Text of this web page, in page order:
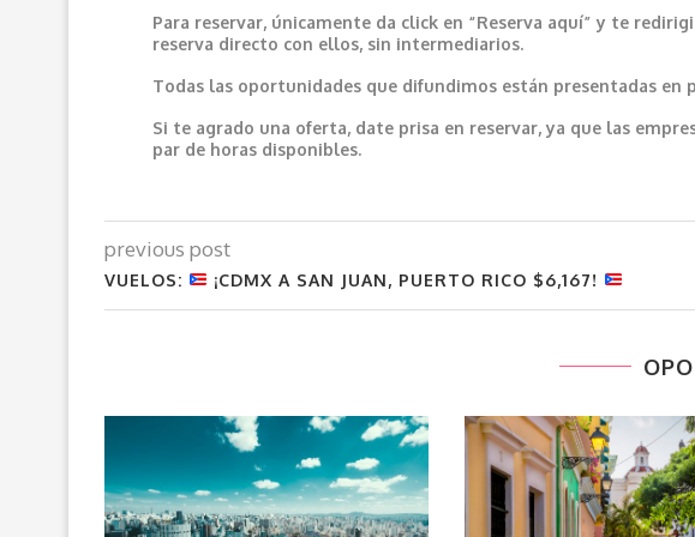
Para reservar, únicamente da click en “Reserva aquí” y te
reserva directo con ellos, sin intermediarios.
Todas las oportunidades que difundimos están presentadas en
Si te agrado una oferta, date prisa en reservar, ya que las
par de horas disponibles.
previous post
VUELOS: ¡CDMX A SAN JUAN, PUERTO RICO $6,167!